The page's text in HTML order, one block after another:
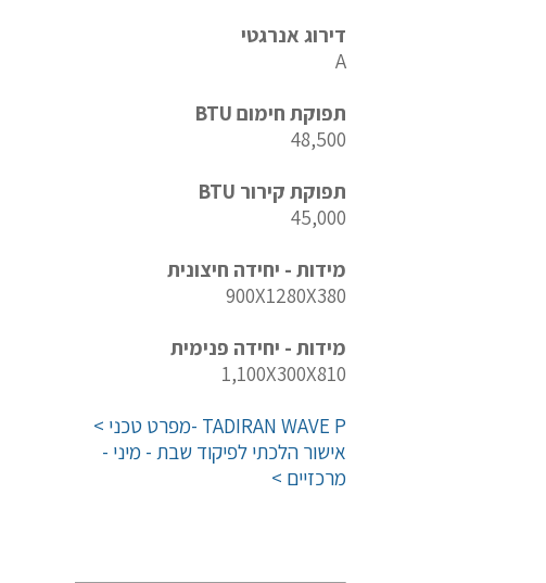
דירוג אנרגטי
A
תפוקת חימום BTU
48,500
תפוקת קירור BTU
45,000
מידות - יחידה חיצונית
900X1280X380
מידות - יחידה פנימית
1,100X300X810
TADIRAN WAVE P -מפרט טכני >
אישור הלכתי לפיקוד שבת - מיני -
מרכזיים >